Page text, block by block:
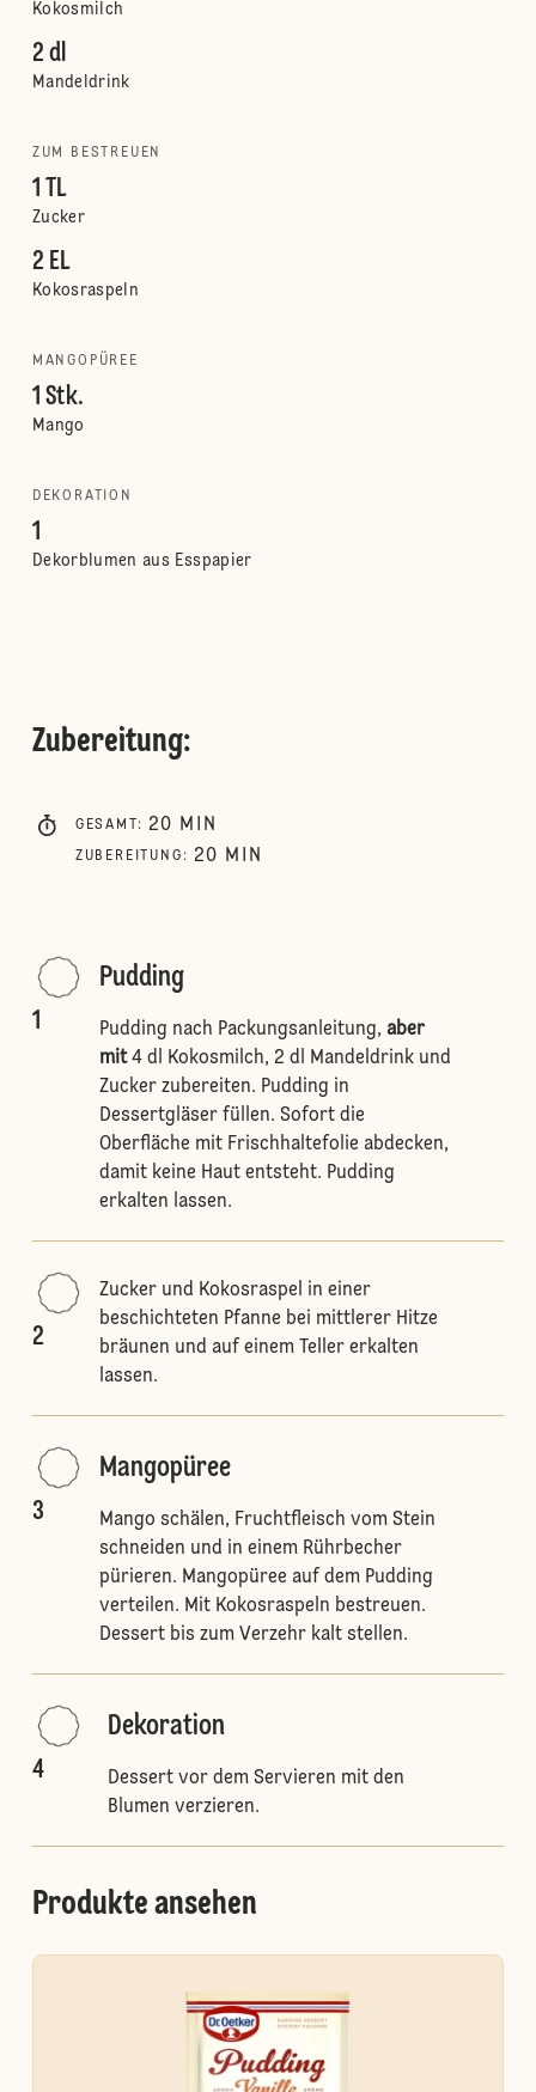
Kokosmilch
2 dl
Mandeldrink
ZUM BESTREUEN
1 TL
Zucker
2 EL
Kokosraspeln
MANGOPÜREE
1 Stk.
Mango
DEKORATION
1
Dekorblumen aus Esspapier
Zubereitung:
GESAMT : 20 MIN
ZUBEREITUNG : 20 MIN
1
Pudding
Pudding nach Packungsanleitung, aber
mit4 dl Kokosmilch, 2 dl Mandeldrink und
Zucker zubereiten. Pudding in
Dessertgläser füllen. Sofort die
Oberfläche mit Frischhaltefolie abdecken,
damit keine Haut entsteht. Pudding
erkalten lassen.
2
Zucker und Kokosraspel in einer
beschichteten Pfanne bei mittlerer Hitze
bräunen und auf einem Teller erkalten
lassen.
3
Mangopüree
Mango schälen, Fruchtfleisch vom Stein
schneiden und in einem Rührbecher
pürieren. Mangopüree auf dem Pudding
verteilen. Mit Kokosraspeln bestreuen.
Dessert bis zum Verzehr kalt stellen.
4
Dekoration
Dessert vor dem Servieren mit den
Blumen verzieren.
Produkte ansehen